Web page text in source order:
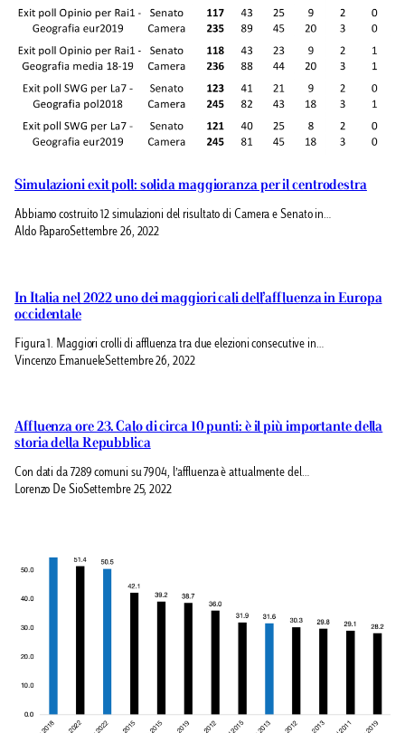
Simulazioni exit poll: solida maggioranza per il centrodestra
Abbiamo costruito 12 simulazioni del risultato di Camera e Senato in…
Aldo PaparoSettembre 26, 2022
In Italia nel 2022 uno dei maggiori cali dell’affluenza in Europa
occidentale
Figura 1. Maggiori crolli di affluenza tra due elezioni consecutive in…
Vincenzo EmanueleSettembre 26, 2022
Affluenza ore 23. Calo di circa 10 punti: è il più importante della
storia della Repubblica
Con dati da 7289 comuni su 7904, l’affluenza è attualmente del…
Lorenzo De SioSettembre 25, 2022